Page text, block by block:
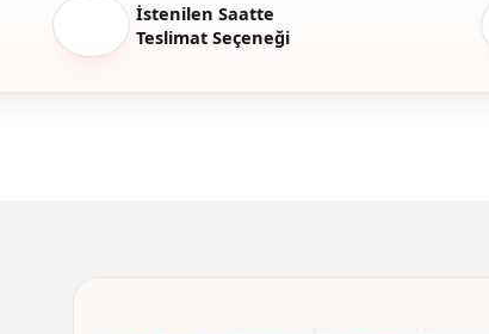
İstenilen Saatte
Teslimat Seçeneği